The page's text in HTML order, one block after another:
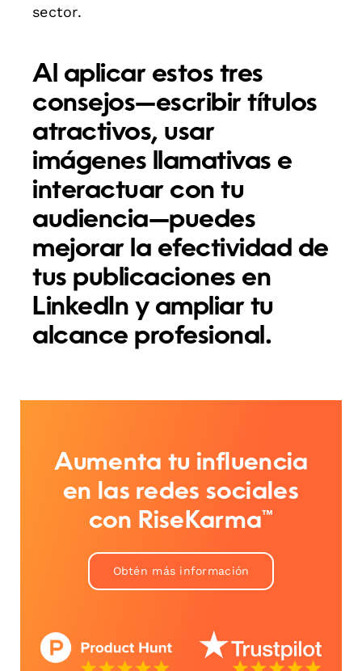
sector.
Al aplicar estos tres
consejos—escribir títulos
atractivos, usar
imágenes llamativas e
interactuar con tu
audiencia—puedes
mejorar la efectividad de
tus publicaciones en
LinkedIn y ampliar tu
alcance profesional.
Aumenta tu influencia
en las redes sociales
con RiseKarma™
Obtén más información